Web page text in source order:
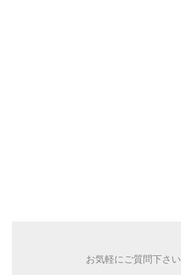
お気軽にご質問下さい